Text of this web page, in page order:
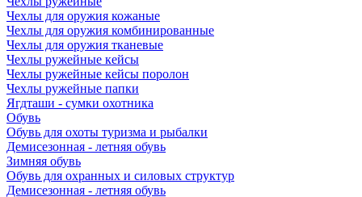
Чехлы для оружия кожаные
Чехлы для оружия комбинированные
Чехлы для оружия тканевые
Чехлы ружейные кейсы
Чехлы ружейные кейсы поролон
Чехлы ружейные папки
Ягдташи - сумки охотника
Обувь
Обувь для охоты туризма и рыбалки
Демисезонная - летняя обувь
Зимняя обувь
Обувь для охранных и силовых структур
Демисезонная - летняя обувь